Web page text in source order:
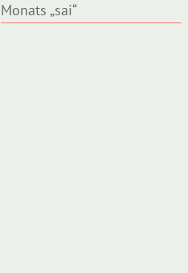
Monats „sai“